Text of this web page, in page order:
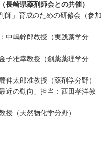
長崎県薬剤師会との共催）
師」育成のための研修会（参加
中嶋幹郎教授（実践薬学分
子雅幸教授（創薬薬理学分
伸太郎准教授（薬剤学分野）
近の動向」担当：西田孝洋教
授（天然物化学分野）